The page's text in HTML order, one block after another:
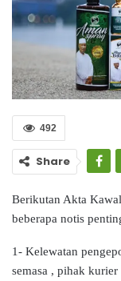
492
Share
Berikutan Akta
beberapa notis
1- Kelewatan
semasa , pihak